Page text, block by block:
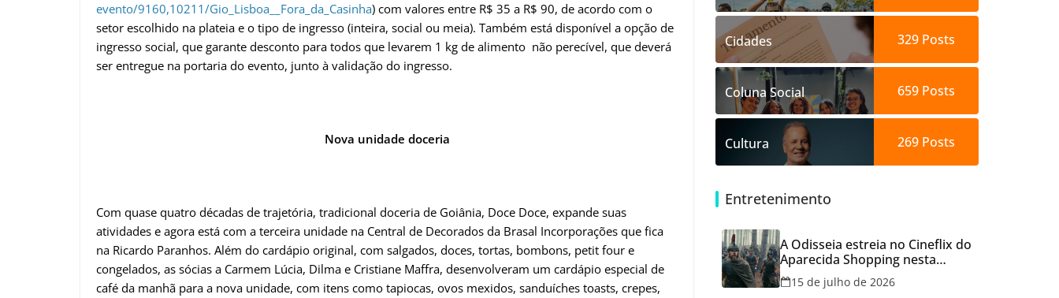
evento/9160,10211/Gio_Lisboa__ Fora_da_Casinha) com valores entre R$ 35 a R$ 90, de acordo com o
setor escolhido na plateia e o tipo de ingresso (inteira, social ou meia). Também está disponível a opção de
ingresso social, que garante desconto para todos que levarem 1 kg de alimento não perecível, que deverá
ser entregue na portaria do evento, junto à validação do ingresso.
Nova unidade doceria
Com quase quatro décadas de trajetória, tradicional doceria de Goiânia, Doce Doce, expande suas
atividades e agora está com a terceira unidade na Central de Decorados da Brasal Incorporações que fica
na Ricardo Paranhos. Além do cardápio original, com salgados, doces, tortas, bombons, petit four e
congelados, as sócias a Carmem Lúcia, Dilma e Cristiane Maffra, desenvolveram um cardápio especial de
café da manhã para a nova unidade, com itens como tapiocas, ovos mexidos, sanduíches toasts, crepes,
Cidades 329Posts
Coluna Social 659Posts
Cultura 269Posts
Entretenimento
A Odisseia estreia no Cineflix do
Aparecida Shopping nesta
quinta, 16
15 de julho de 2026